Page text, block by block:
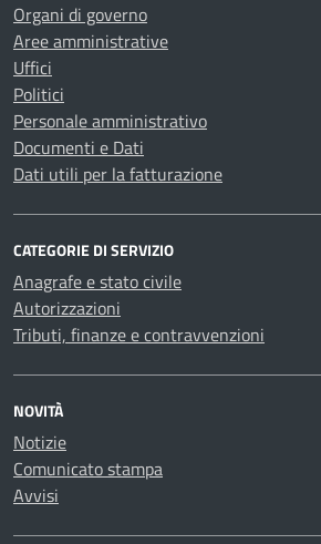
Organi di governo
Aree amministrative
Uffici
Politici
Personale amministrativo
Documenti e Dati
Dati utili per la fatturazione
CATEGORIE DI SERVIZIO
Anagrafe e stato civile
Autorizzazioni
Tributi, finanze e contravvenzioni
NOVITÀ
Notizie
Comunicato stampa
Avvisi